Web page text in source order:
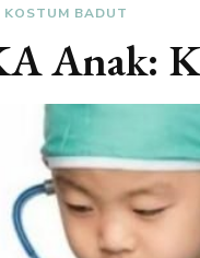
KOSTUM BADUT
Anak: